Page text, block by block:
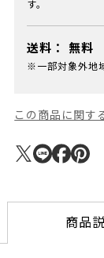
す。
送料： 無料
※一部対象外地
この商品に関す
商品